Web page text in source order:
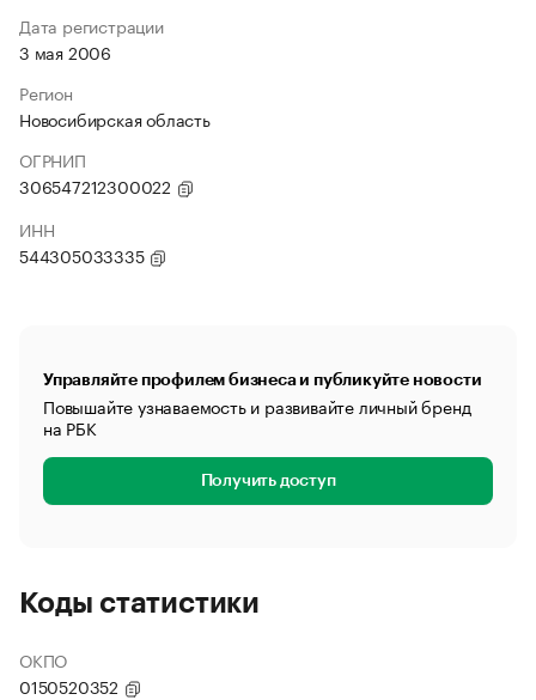
Дата регистрации
3 мая 2006
Регион
Новосибирская область
ОГРНИП
306547212300022
ИНН
544305033335
Управляйте профилем бизнеса и публикуйте новости
Повышайте узнаваемость и развивайте личный бренд
на РБК
Получить доступ
Коды статистики
ОКПО
0150520352